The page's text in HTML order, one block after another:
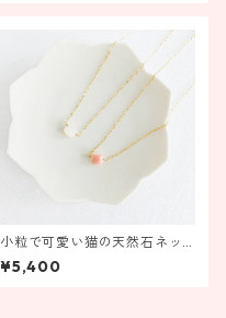
小粒で可愛い猫の天然石ネッ
クレス
¥5,400